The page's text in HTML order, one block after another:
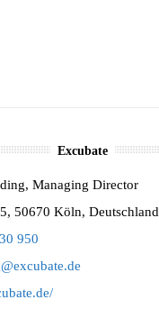
Excubate
Managing Director
50670 Köln, Deutschland
950